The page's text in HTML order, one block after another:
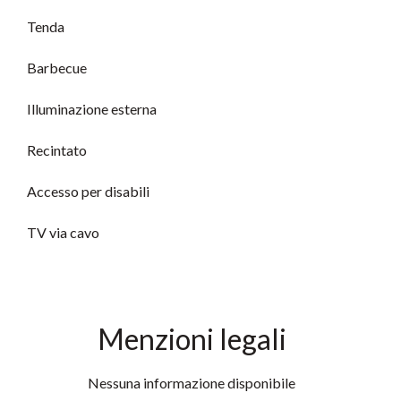
Tenda
Barbecue
Illuminazione esterna
Recintato
Accesso per disabili
TV via cavo
Menzioni legali
Nessuna informazione disponibile